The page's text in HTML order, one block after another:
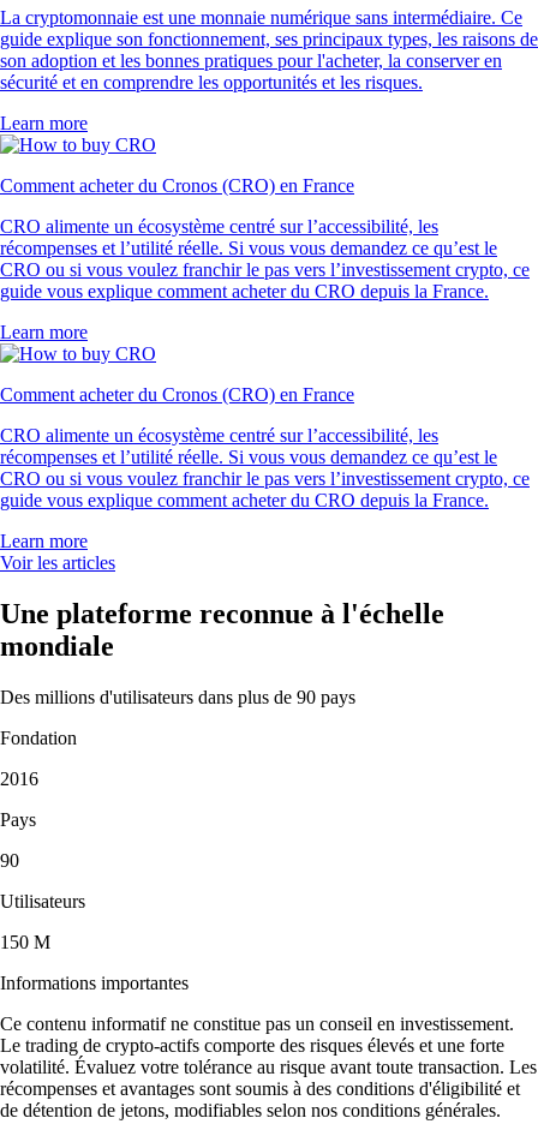
La cryptomonnaie est une monnaie numérique sans intermédiaire. Ce
guide explique son fonctionnement, ses principaux types, les raisons de
son adoption et les bonnes pratiques pour l'acheter, la conserver en
sécurité et en comprendre les opportunités et les risques.
Learn more
Comment acheter du Cronos (CRO) en France
CRO alimente un écosystème centré sur l’accessibilité, les
récompenses et l’utilité réelle. Si vous vous demandez ce qu’est le
CRO ou si vous voulez franchir le pas vers l’investissement crypto, ce
guide vous explique comment acheter du CRO depuis la France.
Learn more
Comment acheter du Cronos (CRO) en France
CRO alimente un écosystème centré sur l’accessibilité, les
récompenses et l’utilité réelle. Si vous vous demandez ce qu’est le
CRO ou si vous voulez franchir le pas vers l’investissement crypto, ce
guide vous explique comment acheter du CRO depuis la France.
Learn more
Voir les articles
Une plateforme reconnue à l'échelle
mondiale
Des millions d'utilisateurs dans plus de 90 pays
Fondation
2016
Pays
90
Utilisateurs
150 M
Informations importantes
Ce contenu informatif ne constitue pas un conseil en investissement.
Le trading de crypto-actifs comporte des risques élevés et une forte
volatilité. Évaluez votre tolérance au risque avant toute transaction. Les
récompenses et avantages sont soumis à des conditions d'éligibilité et
de détention de jetons, modifiables selon nos conditions générales.